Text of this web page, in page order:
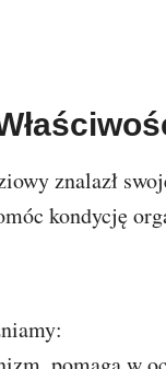
znalazł
kondycję